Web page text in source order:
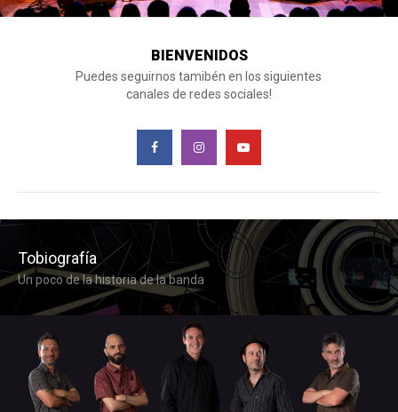
BIENVENIDOS
Puedes seguirnos tamibén en los siguientes
canales de redes sociales!
Tobiografía
Un poco de la historia de la banda